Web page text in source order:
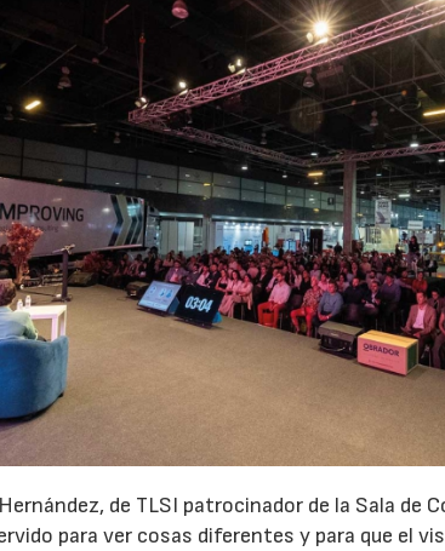
de TLSI patrocinador de la Sala de
para ver cosas diferentes y para que el